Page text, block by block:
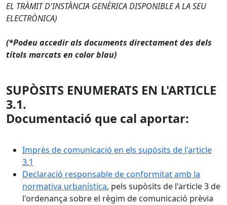
EL TRÀMIT D'INSTÀNCIA GENÈRICA DISPONIBLE A LA SEU
ELECTRÒNICA)
(*Podeu accedir als documents directament des dels
títols marcats en color blau)
SUPÒSITS ENUMERATS EN L'ARTICLE
3.1.
Documentació que cal aportar:
Imprès de comunicació en els supòsits de l'article
3.1
Declaració responsable de conformitat amb la
normativa urbanística, pels supòsits de l'article 3 de
l'ordenança sobre el règim de comunicació prèvia